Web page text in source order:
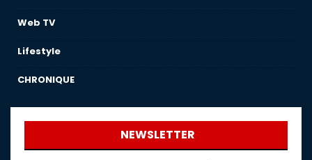
Web TV
Lifestyle
CHRONIQUE
NEWSLETTER